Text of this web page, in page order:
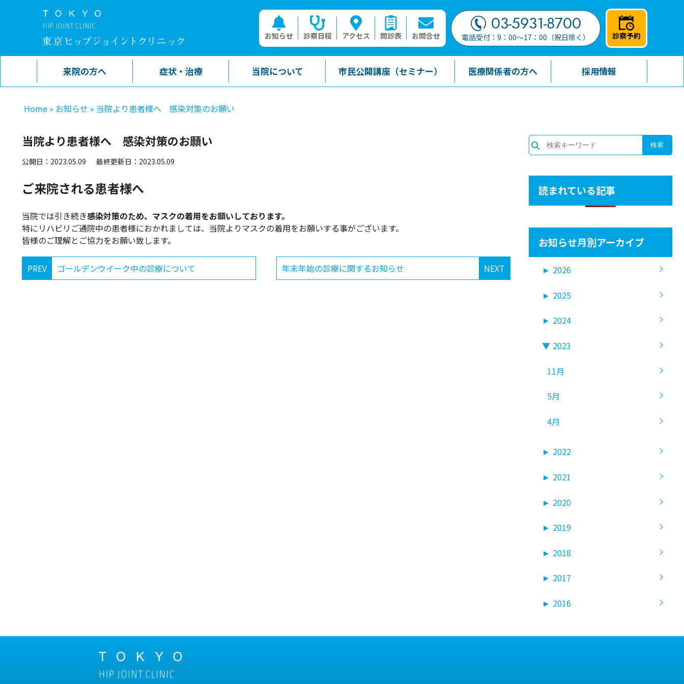
03-5931-8700
電話受付：9：00～17：00（祝日除く） 診察予約
お知らせ 診察日程 アクセス 問診表 お問合せ
来院の方へ 症状・治療 当院について 市民公開講座（セミナー） 医療関係者の方へ 採用情報
Home » お知らせ » 当院より患者様へ 感染対策のお願い
当院より患者様へ 感染対策のお願い
公開日：2023.05.09 最終更新日：2023.05.09
ご来院される患者様へ
当院では引き続き感染対策のため、マスクの着用をお願いしております。
特にリハビリご通院中の患者様におかれましては、当院よりマスクの着用をお願いする事がございます。
皆様のご理解とご協力をお願い致します。
PREV ゴールデンウイーク中の診療について NEXT
年末年始の診療に関するお知らせ
読まれている記事
お知らせ月別アーカイブ
► 2026
► 2025
► 2024
▼ 2023
11月
5月
4月
► 2022
► 2021
► 2020
► 2019
► 2018
► 2017
► 2016